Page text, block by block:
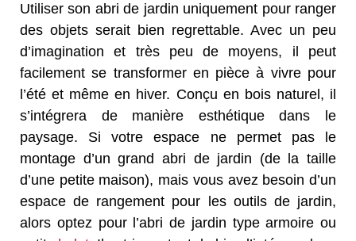
Utiliser son abri de jardin uniquement pour ranger
des objets serait bien regrettable. Avec un peu
d’imagination et très peu de moyens, il peut
facilement se transformer en pièce à vivre pour
l’été et même en hiver. Conçu en bois naturel, il
s’intégrera de manière esthétique dans le
paysage. Si votre espace ne permet pas le
montage d’un grand abri de jardin (de la taille
d’une petite maison), mais vous avez besoin d’un
espace de rangement pour les outils de jardin,
alors optez pour l’abri de jardin type armoire ou